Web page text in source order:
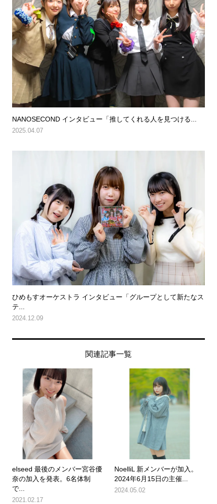
NANOSECOND インタビュー「推してくれる人を見つける...
2025.04.07
ひめもすオーケストラ インタビュー「グループとして新たなス
テ...
2024.12.09
関連記事一覧
elseed 最後のメンバー宮谷優
奈の加入を発表。6名体制
で...
2021.02.17
NoelliL 新メンバーが加入。
2024年6月15日の主催...
2024.05.02